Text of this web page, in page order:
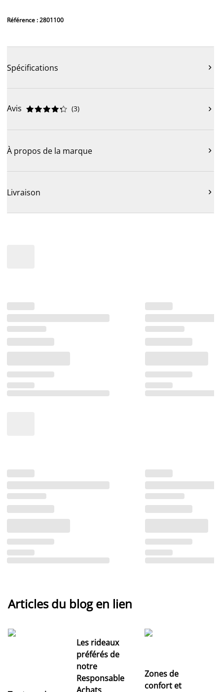
Référence : 2801100
Spécifications 
Avis 




 (3) 
À propos de la marque 
Livraison 
Articles du blog en lien
Les rideaux
préférés de
notre
Responsable
Zones de
confort et